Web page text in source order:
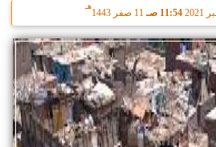
11:54 صـ 11 صفر 1443
هـ